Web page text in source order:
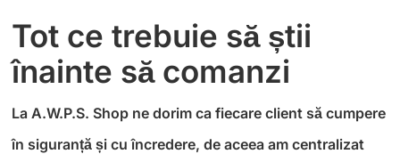
Tot ce trebuie să știi
înainte să comanzi
La A.W.P.S. Shop ne dorim ca fiecare client să cumpere
în siguranță și cu încredere, de aceea am centralizat